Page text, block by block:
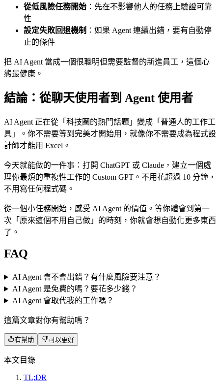
從低風險任務開始 ：先在不影響他人的任務上驗證可靠
性
設定失敗回退機制 ：如果 Agent 連續出錯，要有自動停
止的條件
把 AI Agent 當成一個很聰明但需要監督的新進員工，這個心
態最健康。
結論：從聊天使用者到 Agent 使用者
AI Agent 正在從「科技圈的熱門話題」變成「普通人的工作工
具」。你不需要等到完美才開始用，就像你不需要成為程式設
計師才能用 Excel。
今天就能做的一件事：打開 ChatGPT 或 Claude，建立一個處
理你最煩的重複性工作的 Custom GPT。不用花超過 10 分鐘，
不用寫任何程式碼。
從一個小任務開始，感受 AI Agent 的價值。等你體會到第一
次「原來這個不用自己做」的時刻，你就會想自動化更多東西
了。
FAQ
AI Agent 會不會出錯？有什麼風險要注意？
AI Agent 是免費的嗎？要花多少錢？
AI Agent 會取代我的工作嗎？
這篇文章對你有幫助嗎？
有幫助 可以更好
本文目錄
TL;DR